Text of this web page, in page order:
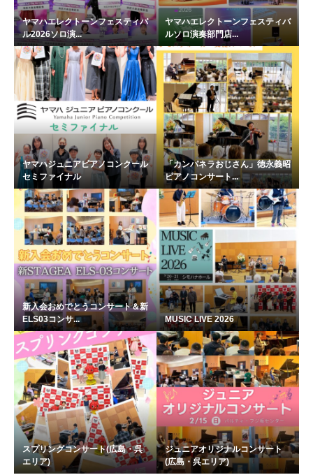
ヤマハエレクトーンフェスティバ
ル2026ソロ演...
ヤマハエレクトーンフェスティバ
ルソロ演奏部門店...
ヤマハジュニアピアノコンクール
セミファイナル
「カンパネラおじさん」徳永義昭
ピアノコンサート...
新入会おめでとうコンサート＆新
ELS03コンサ...
MUSIC LIVE 2026
スプリングコンサート(広島・呉
エリア)
ジュニアオリジナルコンサート
(広島・呉エリア)